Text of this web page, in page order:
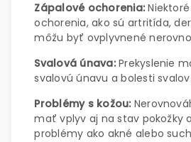
Zápalové ochorenia:
ochorenia, ako sú artritída,
môžu byť ovplyvnené
Svalová únava:Prekyslenie
svalovú únavu a bolesti svalov.
Problémy s kožou:
mať vplyv aj na stav pokožky
problémy ako akné alebo